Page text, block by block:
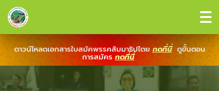
ดาวน์โหลดเอกสารใบสมัคพรรคสัมมาธิปไตย กดที่นี่ ดูขั้นตอน
การสมัครกดที่นี่